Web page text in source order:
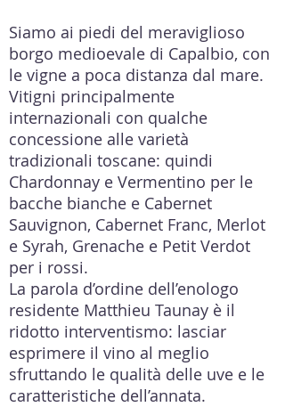
Siamo ai piedi del meraviglioso
borgo medioevale di Capalbio, con
le vigne a poca distanza dal mare.
Vitigni principalmente
internazionali con qualche
concessione alle varietà
tradizionali toscane: quindi
Chardonnay e Vermentino per le
bacche bianche e Cabernet
Sauvignon, Cabernet Franc, Merlot
e Syrah, Grenache e Petit Verdot
per i rossi.
La parola d’ordine dell’enologo
residente Matthieu Taunay è il
ridotto interventismo: lasciar
esprimere il vino al meglio
sfruttando le qualità delle uve e le
caratteristiche dell’annata.